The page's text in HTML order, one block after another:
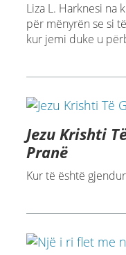
Liza L. Harknesi na
për mënyrën se si
kur jemi duke u
Jezu Krishti
Pranë
Kur të është